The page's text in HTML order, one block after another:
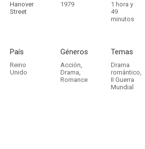
Hanover
Street
1979
1 hora y
49
minutos
País
Reino
Unido
Géneros
Acción,
Drama,
Romance
Temas
Drama
romántico,
II Guerra
Mundial